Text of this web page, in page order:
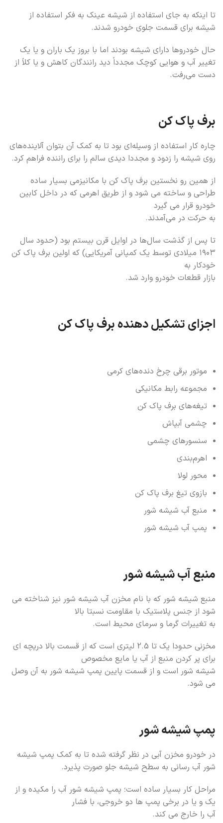
تا اینکه به جای استفاده از شیشه عینک به فکر استفاده از
شیشه برای قسمت جلوی خودرو شدند.
حال خودروها دارای شیشه بودند اما با بروز یک باران و یا یک
تغییر آب و هوایی کوچک مجدداً دید رانندگان کاهش و یا کلاً از
دست می‌رفت.
برف پاک کن
چاره کار استفاده از وسیله‌ای بود تا به کمک آن بتوان آلاینده‌های
روی شیشه را زدود و مجددا دیدی سالم را برای راننده فراهم کرد.
از همین رو نخستین برف پاک کن‌ با مکانیزمی بسیار ساده
طراحی و ساخته می شود و از طریق اهرمی که در داخل کابین
خودرو قرار می گیرد
به حرکت در می‌آمدند.
تا پس از گذشت سال‌ها در اوایل قرن بیستم بود (حدود سال
۱۹۰۳ میلادی توسط یک کمپانی آمریکایی) که اولین برف پاک کن
خودکار به
بازار قطعات خودرو وارد شد.
اجزای تشکیل دهنده برف پاک کن
موتور برقی چرخ دنده‌های کرمی
مجموعه رابط مکانیکی
تیغه‌های برف پاک کن
چشمی ‏آبپاش
سنسورهای چشمی
اهرم‌بندی
محور لولا
‏بازوی تیغ برف پاک کن
‏منبع آب شیشه شور
‏پمپ آب شیشه شور
منبع آب شیشه شور
منبع شیشه شور که با نام مخزن آب شیشه شور نیز شناخته می
شود از جنس پلاستیک با مقاومت نسبتا بالا
به تغییرات گرما و سرمای محیط است.
مخزنی حدودا یک تا 2.5 لیتری است که از قسمت بالا دریچه ای
برای پر کردن منبع از آب یا مایع مخصوص
شیشه شور است و از قسمت پایین پمپ شیشه شور به آن وصل
می شود.
پمپ شیشه شور
در خودرو مخزن آبی در نظر گرفته شده تا به کمک پمپ شیشه
شور آب رسانی به سطح شیشه جلو صورت پذیرد.
مراحل کار بسیار ساده است؛ پمپ شیشه شور آب را مکیده و از
یک و یا در برخی پمپ ها دو خروجی، با فشار
آب را خارج می کند.